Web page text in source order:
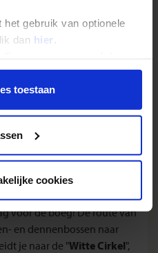
gebruik van optionele
dan hier
moment voor de
toestaan
cookies
TIP
Rosi Peak
voor de boeg! De route van
en dennenbossen naar
je naar de "Witte Cirkel",